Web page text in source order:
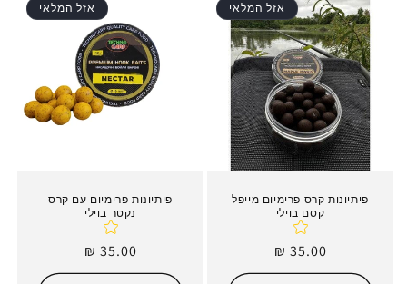
אזל המלאי
פיתיונות קרס פרימיום מייפל
קסם בוילי
מחיר
רגיל
35.00 ₪
אזל המלאי
פיתיונות פרימיום עם קרס
נקטר בוילי
מחיר
רגיל
35.00 ₪